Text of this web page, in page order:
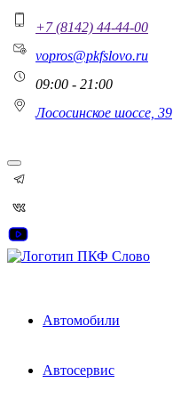
+7 (8142) 44-44-00
vopros@pkfslovo.ru
09:00 - 21:00
Лососинское шоссе, 39
Автомобили
Автосервис